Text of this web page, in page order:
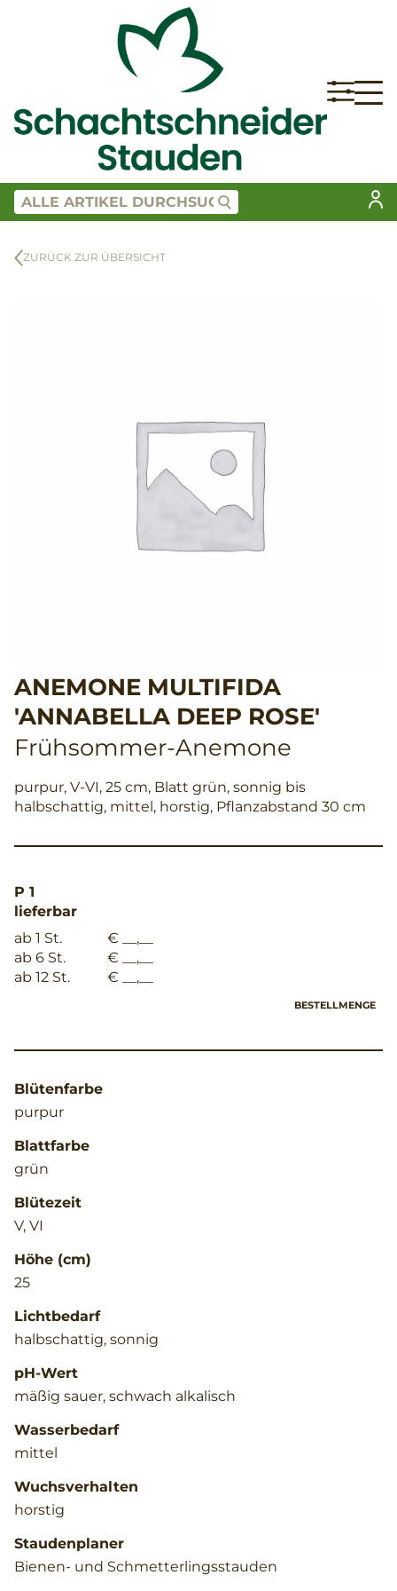
ZURÜCK ZUR ÜBERSICHT
ANEMONE MULTIFIDA
'ANNABELLA DEEP ROSE'
Frühsommer-Anemone
purpur, V-VI, 25 cm, Blatt grün, sonnig bis
halbschattig, mittel, horstig, Pflanzabstand 30 cm
P 1
lieferbar
ab 1 St.
€ __,__
ab 6 St.
€ __,__
ab 12 St.
€ __,__
BESTELLMENGE
Blütenfarbe
purpur
Blattfarbe
grün
Blütezeit
V, VI
Höhe (cm)
25
Lichtbedarf
halbschattig, sonnig
pH-Wert
mäßig sauer, schwach alkalisch
Wasserbedarf
mittel
Wuchsverhalten
horstig
Staudenplaner
Bienen- und Schmetterlingsstauden